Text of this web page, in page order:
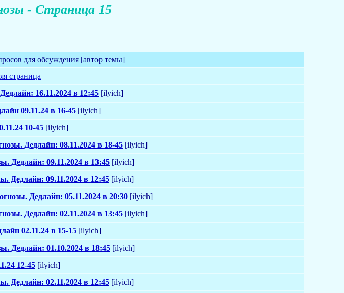
- Страница 15
для обсуждения [автор темы]
страница
16.11.2024 в 12:45 [ilyich]
09.11.24 в 16-45 [ilyich]
10-45 [ilyich]
Дедлайн: 08.11.2024 в 18-45 [ilyich]
Дедлайн: 09.11.2024 в 13:45 [ilyich]
Дедлайн: 09.11.2024 в 12:45 [ilyich]
Дедлайн: 05.11.2024 в 20:30 [ilyich]
Дедлайн: 02.11.2024 в 13:45 [ilyich]
02.11.24 в 15-15 [ilyich]
Дедлайн: 01.10.2024 в 18:45 [ilyich]
12-45 [ilyich]
Дедлайн: 02.11.2024 в 12:45 [ilyich]